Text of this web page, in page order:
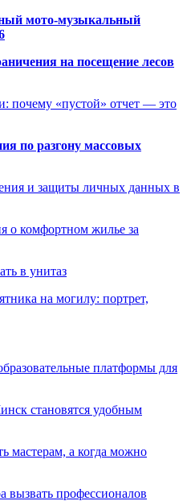
мото-музыкальный
на посещение лесов
почему «пустой» отчет — это
по разгону массовых
и защиты личных данных в
о комфортном жилье за
в унитаз
на могилу: портрет,
платформы для
становятся удобным
мастерам, а когда можно
вызвать профессионалов